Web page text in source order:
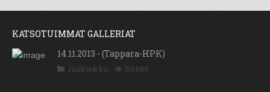
KATSOTUIMMAT GALLERIAT
14.11.2013 - (Tappara-HPK)
Jääkiekko 89486